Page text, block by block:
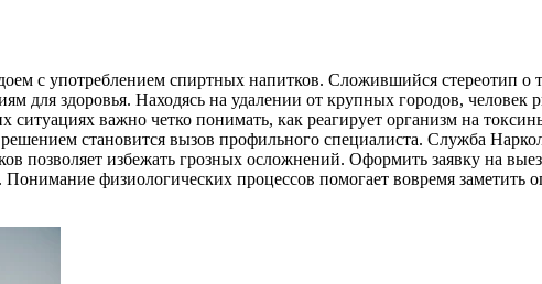
с употреблением спиртных напитков. Сложившийся стереотип о
для здоровья. Находясь на удалении от крупных городов, человек
важно четко понимать, как реагирует организм на
становится вызов профильного специалиста. Служба
позволяет избежать грозных осложнений. Оформить заявку на
Понимание физиологических процессов помогает вовремя заметить